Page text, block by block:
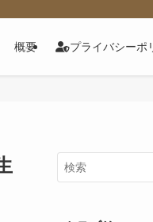
概要 プライバシーポ